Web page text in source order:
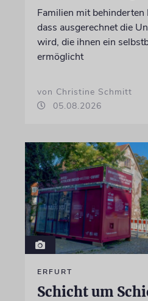
Familien mit behinderten
dass ausgerechnet die
wird, die ihnen ein
ermöglicht
von Christine Schmitt
05.08.2026
ERFURT
Schicht um